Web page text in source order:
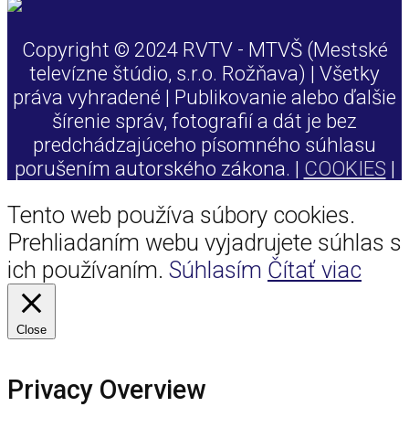
Copyright © 2024 RVTV - MTVŠ (Mestské
televízne štúdio, s.r.o. Rožňava) | Všetky
práva vyhradené | Publikovanie alebo ďalšie
šírenie správ, fotografií a dát je bez
predchádzajúceho písomného súhlasu
porušením autorského zákona. | COOKIES |
Tento web používa súbory cookies.
Prehliadaním webu vyjadrujete súhlas s
ich používaním. Súhlasím Čítať viac
Close
Privacy Overview